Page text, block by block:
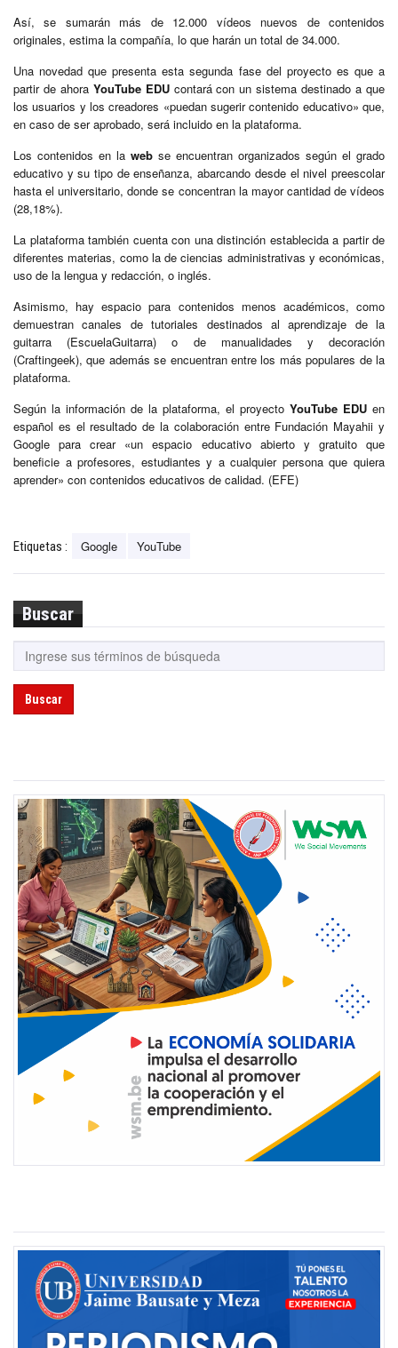
Así, se sumarán más de 12.000 vídeos nuevos de contenidos
originales, estima la compañía, lo que harán un total de 34.000.
Una novedad que presenta esta segunda fase del proyecto es que a
partir de ahora YouTube EDUcontará con un sistema destinado a que
los usuarios y los creadores «puedan sugerir contenido educativo» que,
en caso de ser aprobado, será incluido en la plataforma.
Los contenidos en la web se encuentran organizados según el grado
educativo y su tipo de enseñanza, abarcando desde el nivel preescolar
hasta el universitario, donde se concentran la mayor cantidad de vídeos
(28,18%).
La plataforma también cuenta con una distinción establecida a partir de
diferentes materias, como la de ciencias administrativas y económicas,
uso de la lengua y redacción, o inglés.
Asimismo, hay espacio para contenidos menos académicos, como
demuestran canales de tutoriales destinados al aprendizaje de la
guitarra (EscuelaGuitarra) o de manualidades y decoración
(Craftingeek), que además se encuentran entre los más populares de la
plataforma.
Según la información de la plataforma, el proyecto YouTube EDU en
español es el resultado de la colaboración entre Fundación Mayahii y
Google para crear «un espacio educativo abierto y gratuito que
beneficie a profesores, estudiantes y a cualquier persona que quiera
aprender» con contenidos educativos de calidad. (EFE)
Etiquetas : Google YouTube
Buscar
Buscar